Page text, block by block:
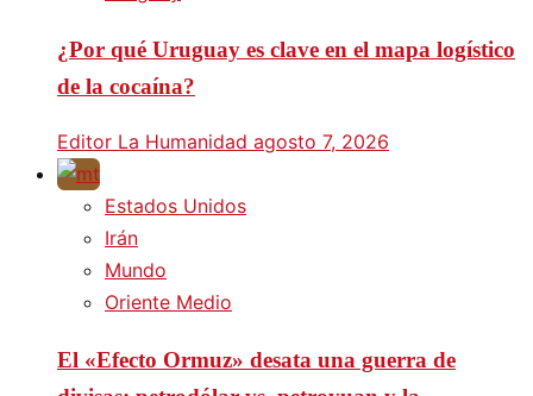
¿Por qué Uruguay es clave en el mapa logístico
de la cocaína?
Editor La Humanidad agosto 7, 2026
Estados Unidos
Irán
Mundo
Oriente Medio
El «Efecto Ormuz» desata una guerra de